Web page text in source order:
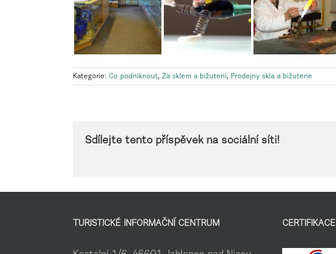
Kategorie: Co podniknout, Za sklem a bižuterií, Prodejny skla a bižuterie
Sdílejte tento příspěvek na sociální síti!
TURISTICKÉ INFORMAČNÍ CENTRUM CERTIFIKACE